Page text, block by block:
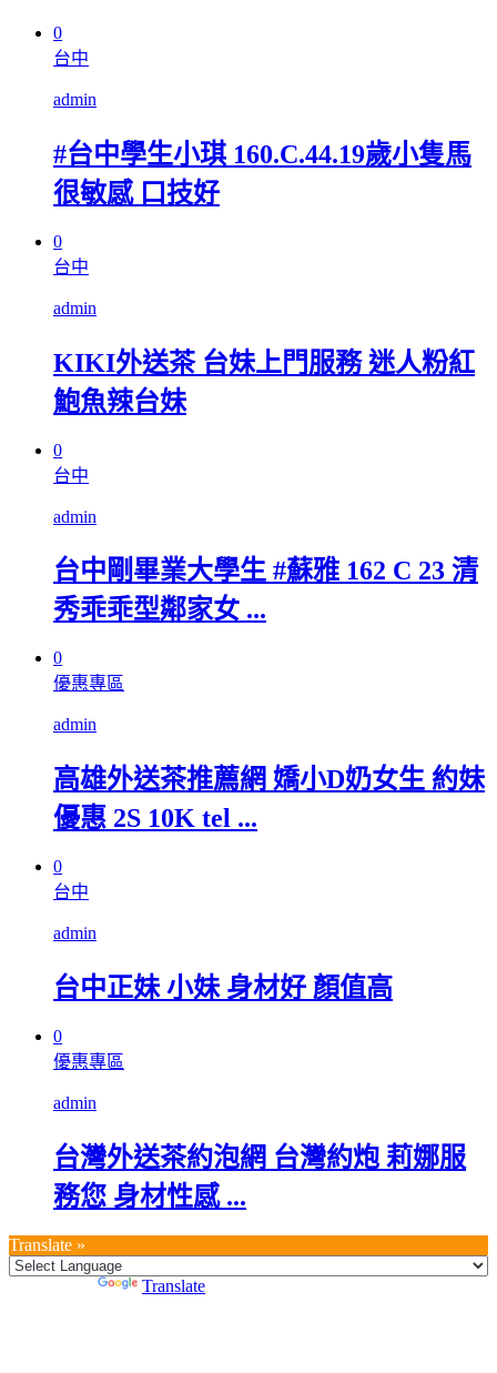
0
台中
admin
#台中學生小琪 160.C.44.19歲小隻馬
很敏感 口技好
0
台中
admin
KIKI外送茶 台妹上門服務 迷人粉紅
鮑魚辣台妹
0
台中
admin
台中剛畢業大學生 #蘇雅 162 C 23 清
秀乖乖型鄰家女 ...
0
優惠專區
admin
高雄外送茶推薦網 嬌小D奶女生 約妹
優惠 2S 10K tel ...
0
台中
admin
台中正妹 小妹 身材好 顏值高
0
優惠專區
admin
台灣外送茶約泡網 台灣約炮 莉娜服
務您 身材性感 ...
Translate »
Translate